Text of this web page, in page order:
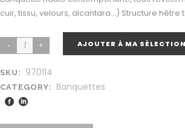
cuir, tissu, velours, alcantara…) Structure hêtre
AJOUTER À MA SÉLECTION
SKU: 970114
CATEGORY: Banquettes